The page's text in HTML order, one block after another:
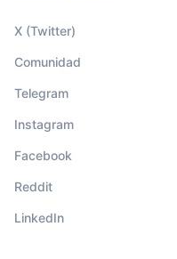
X (Twitter)
Comunidad
Telegram
Instagram
Facebook
Reddit
LinkedIn